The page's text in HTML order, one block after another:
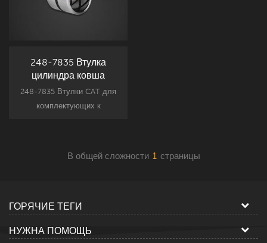
248-7835 Втулка
цилиндра ковша
Caterpillar 312D
248-7835 Втулки CAT для
комплектующих к
новая втулка вторичного
В общей сложности 1 страницы
ГОРЯЧИЕ ТЕГИ
НУЖНА ПОМОЩЬ